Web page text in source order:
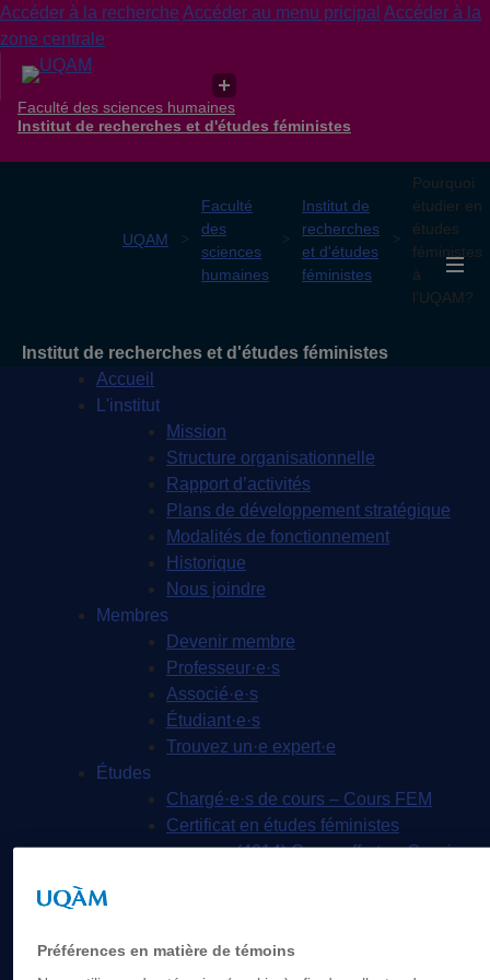
Accéder à la recherche Accéder au menu pricipal Accéder à la
zone centrale
Faculté des sciences humaines
Institut de recherches et d'études féministes
UQAM
Faculté
des
sciences
humaines
Institut de
recherches
et d'études
féministes
Pourquoi
étudier en
études
féministes
à
l’UQAM?
Institut de recherches et d'études féministes
Accueil
L'institut
Mission
Structure organisationnelle
Rapport d’activités
Plans de développement stratégique
Modalités de fonctionnement
Historique
Nous joindre
Membres
Devenir membre
Professeur·e·s
Associé·e·s
Étudiant·e·s
Trouvez un·e expert·e
Études
Chargé·e·s de cours – Cours FEM
Certificat en études féministes
(4014) Cours offerts – Session
(F002) Cours offerts – Session
Préférences en matière de témoins